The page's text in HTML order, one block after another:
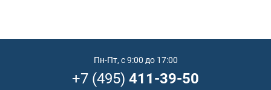
Пн-Пт, с 9:00 до 17:00
+7 (495) 411-39-50